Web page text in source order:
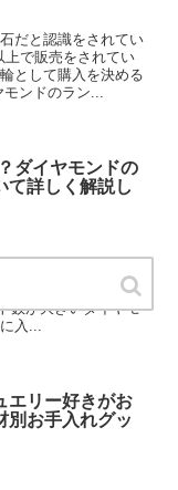
だと認識をされてい
上で販売をされてい
として購入を決める
ンドのラン...
ダイヤモンドの
て詳しく解説し
カラット・カット・
。 カラットは宝石の
数が大きいダイヤモ
入...
エリー好きがお
別お手入れグッ